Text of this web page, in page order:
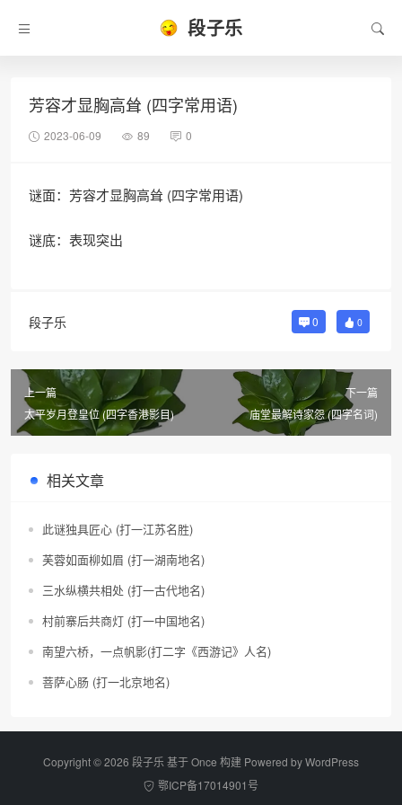
段子乐
芳容才显胸高耸 (四字常用语)
2023-06-09 89 0
谜面：芳容才显胸高耸 (四字常用语)
谜底：表现突出
段子乐 0 0
上一篇
太平岁月登皇位 (四字香港影目)
下一篇
庙堂最解诗家怨 (四字名词)
相关文章
此谜独具匠心 (打一江苏名胜)
芙蓉如面柳如眉 (打一湖南地名)
三水纵横共相处 (打一古代地名)
村前寨后共商灯 (打一中国地名)
南望六桥，一点帆影(打二字《西游记》人名)
菩萨心肠 (打一北京地名)
Copyright © 2026 段子乐 基于 Once 构建 Powered byWordPress
鄂ICP备17014901号